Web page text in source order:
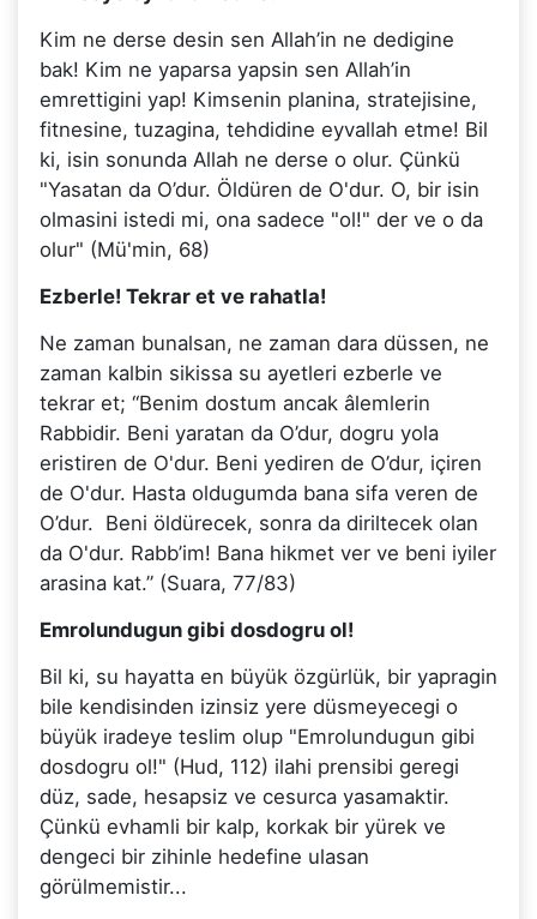
Kim ne derse desin sen Allah’in ne dedigine
bak! Kim ne yaparsa yapsin sen Allah’in
emrettigini yap! Kimsenin planina, stratejisine,
fitnesine, tuzagina, tehdidine eyvallah etme! Bil
ki, isin sonunda Allah ne derse o olur. Çünkü
"Yasatan da O’dur. Öldüren de O'dur. O, bir isin
olmasini istedi mi, ona sadece "ol!" der ve o da
olur" (Mü'min, 68)
Ezberle! Tekrar et ve rahatla!
Ne zaman bunalsan, ne zaman dara düssen, ne
zaman kalbin sikissa su ayetleri ezberle ve
tekrar et; “Benim dostum ancak âlemlerin
Rabbidir. Beni yaratan da O’dur, dogru yola
eristiren de O'dur. Beni yediren de O’dur, içiren
de O'dur. Hasta oldugumda bana sifa veren de
O’dur. Beni öldürecek, sonra da diriltecek olan
da O'dur. Rabb’im! Bana hikmet ver ve beni iyiler
arasina kat.” (Suara, 77/83)
Emrolundugun gibi dosdogru ol!
Bil ki, su hayatta en büyük özgürlük, bir yapragin
bile kendisinden izinsiz yere düsmeyecegi o
büyük iradeye teslim olup "Emrolundugun gibi
dosdogru ol!" (Hud, 112) ilahi prensibi geregi
düz, sade, hesapsiz ve cesurca yasamaktir.
Çünkü evhamli bir kalp, korkak bir yürek ve
dengeci bir zihinle hedefine ulasan
görülmemistir...